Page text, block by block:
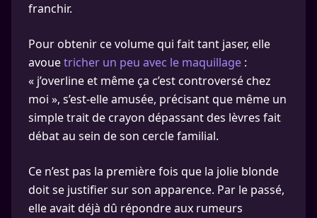
franchir.
Pour obtenir ce volume qui fait tant jaser, elle
avouetricher un peu avec le maquillage :
« j’overline et même ça c’est controversé chez
moi », s’est-elle amusée, précisant que même un
simple trait de crayon dépassant des lèvres fait
débat au sein de son cercle familial.
Ce n’est pas la première fois que la jolie blonde
doit se justifier sur son apparence. Par le passé,
elle avait déjà dû répondre aux rumeurs